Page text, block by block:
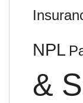
NPL
&